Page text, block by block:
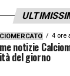
4 ore
notizie
del giorno